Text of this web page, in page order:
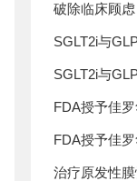
识》解读
破除临床顾
本身，是决
SGLT2i与
局，肾病专
SGLT2i与
局，肾病专
FDA授予佳
发性膜性肾
FDA授予佳
发性膜性肾
治疗原发性